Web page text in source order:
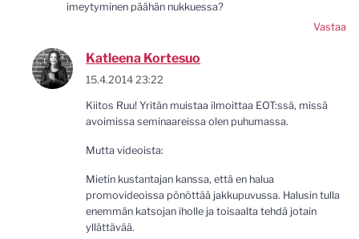
imeytyminen päähän nukkuessa?
Vastaa
Katleena Kortesuo
15.4.2014 23:22
Kiitos Ruu! Yritän muistaa ilmoittaa EOT:ssä, missä
avoimissa seminaareissa olen puhumassa.
Mutta videoista:
Mietin kustantajan kanssa, että en halua
promovideoissa pönöttää jakkupuvussa. Halusin tulla
enemmän katsojan iholle ja toisaalta tehdä jotain
yllättävää.